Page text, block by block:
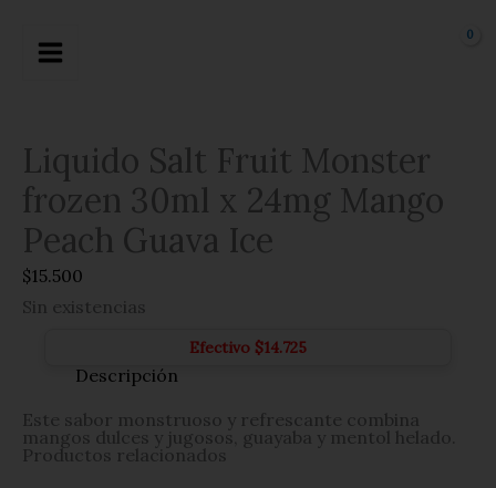
contenido
Liquido Salt Fruit Monster
frozen 30ml x 24mg Mango
Peach Guava Ice
$15.500
Sin existencias
Efectivo $14.725
Descripción
Este sabor monstruoso y refrescante combina
mangos dulces y jugosos, guayaba y mentol helado.
Productos relacionados